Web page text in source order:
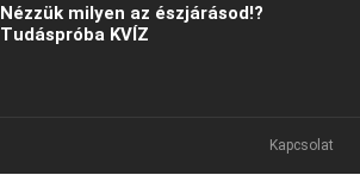
Nézzük milyen az észjárásod!?
Tudáspróba KVÍZ
Kapcsolat